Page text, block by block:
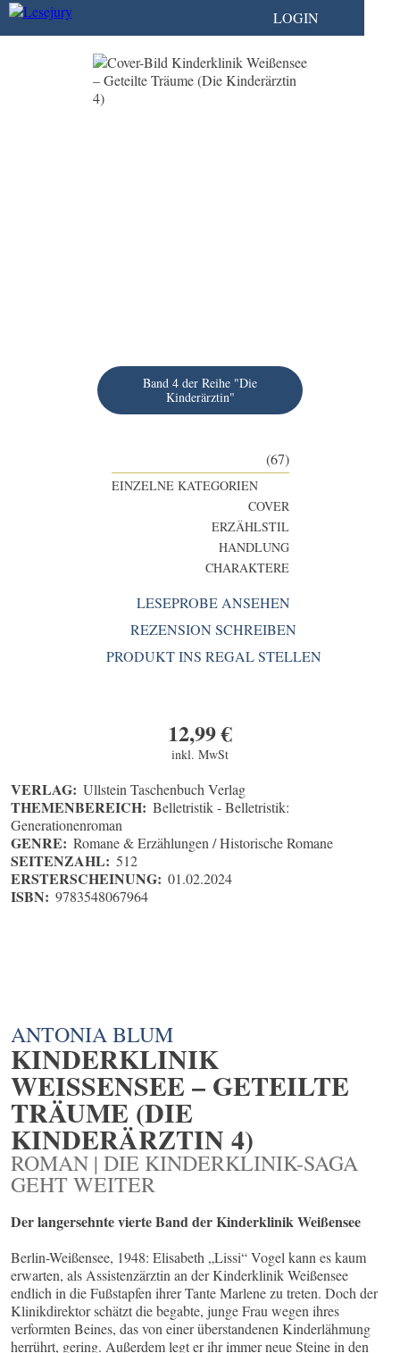
LOGIN
Band 4 der Reihe "Die
Kinderärztin"
(67)
EINZELNE KATEGORIEN
COVER
ERZÄHLSTIL
HANDLUNG
CHARAKTERE
LESEPROBE ANSEHEN
REZENSION SCHREIBEN
PRODUKT INS REGAL STELLEN
12,99€
inkl. MwSt
VERLAG: Ullstein Taschenbuch Verlag
THEMENBEREICH: Belletristik - Belletristik:
Generationenroman
GENRE: Romane & Erzählungen / Historische Romane
SEITENZAHL: 512
ERSTERSCHEINUNG: 01.02.2024
ISBN: 9783548067964
ANTONIA BLUM
KINDERKLINIK
WEISSENSEE – GETEILTE T
RÄUME (DIE K
INDERÄRZTIN 4)
ROMAN | DIE KINDERKLINIK-SAGA
GEHT WEITER
Der langersehnte vierte Band der Kinderklinik Weißensee
Berlin-Weißensee, 1948: Elisabeth „Lissi“ Vogel kann es kaum
erwarten, als Assistenzärztin an der Kinderklinik Weißensee
endlich in die Fußstapfen ihrer Tante Marlene zu treten. Doch der
Klinikdirektor schätzt die begabte, junge Frau wegen ihres
verformten Beines, das von einer überstandenen Kinderlähmung
herrührt, gering. Außerdem legt er ihr immer neue Steine in den